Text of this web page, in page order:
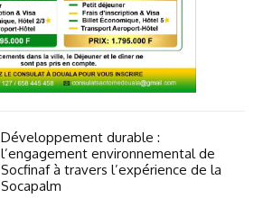
Développement durable :
l’engagement environnemental de
Socfinaf à travers l’expérience de la
Socapalm